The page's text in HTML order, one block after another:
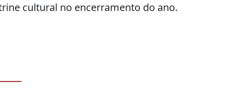
cultural no encerramento do ano.